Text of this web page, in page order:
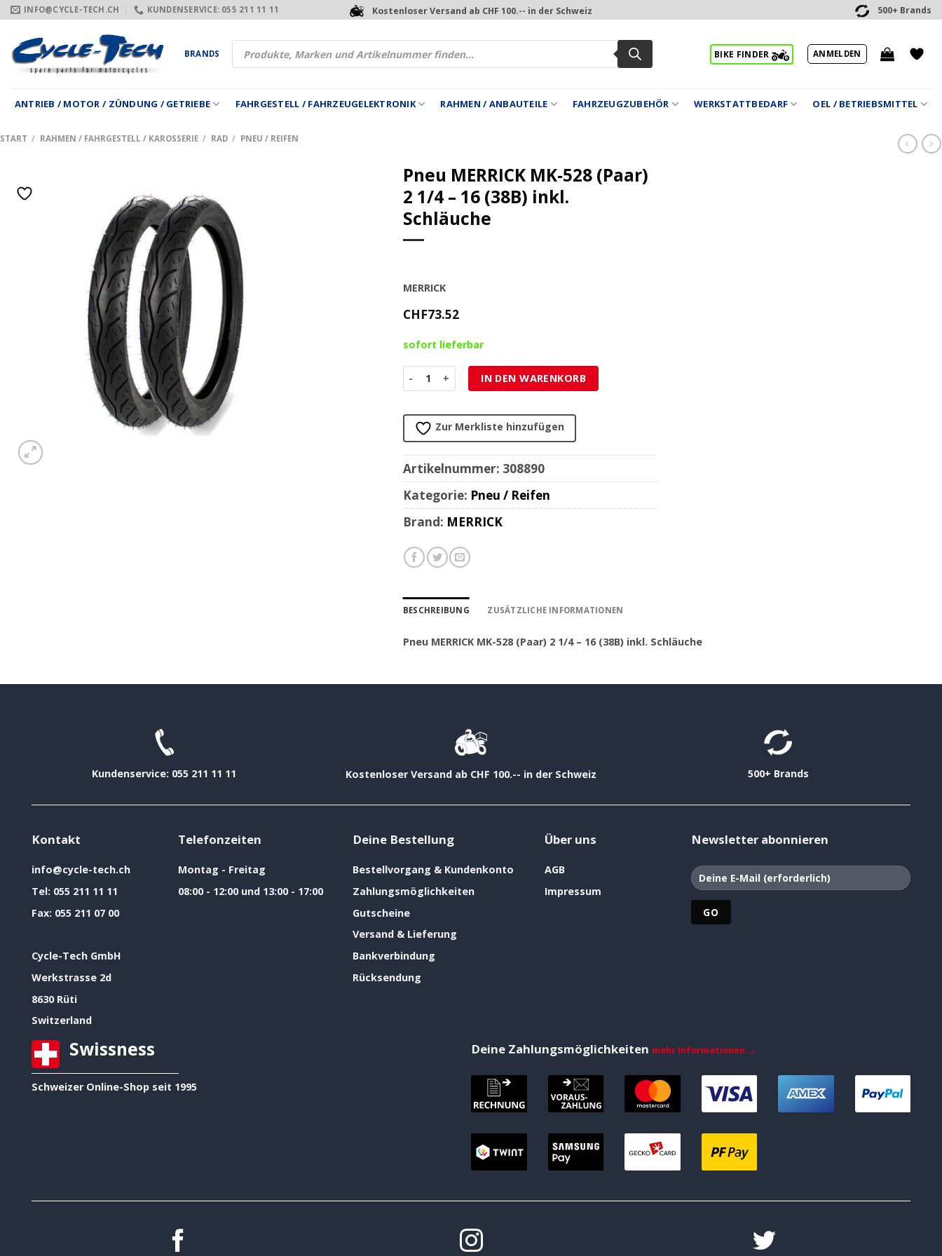
Zum
Inhalt
springen
INFO@CYCLE-TECH.CH KUNDENSERVICE: 055 211 11 11 Kostenloser Versand ab CHF 100.-- in der Schweiz 500+ Brands
BRANDS
Products
search
BIKE FINDER ANMELDEN
ANTRIEB / MOTOR / ZÜNDUNG / GETRIEBE FAHRGESTELL / FAHRZEUGELEKTRONIK RAHMEN / ANBAUTEILE FAHRZEUGZUBEHÖR WERKSTATTBEDARF OEL / BETRIEBSMITTEL
START / RAHMEN / FAHRGESTELL / KAROSSERIE / RAD / PNEU / REIFEN
Pneu MERRICK MK-528 (Paar)
2 1/4 – 16 (38B) inkl.
Schläuche
MERRICK
CHF73.52
sofort lieferbar
Pneu MERRICK MK-528 (Paar) 2 1/4 - 16 (38B) inkl. Schläuche Menge
IN DEN WARENKORB
Zur Merkliste hinzufügen
Artikelnummer: 308890
Kategorie: Pneu / Reifen
Brand: MERRICK
BESCHREIBUNG ZUSÄTZLICHE INFORMATIONEN
Pneu MERRICK MK-528 (Paar) 2 1/4 – 16 (38B) inkl. Schläuche
Kundenservice: 055 211 11 11 Kostenloser Versand ab CHF 100.-- in der Schweiz 500+ Brands
Kontakt
info@cycle-tech.ch
Tel: 055 211 11 11
Fax: 055 211 07 00
Cycle-Tech GmbH
Werkstrasse 2d
8630 Rüti
Switzerland
Telefonzeiten
Montag - Freitag
08:00 - 12:00 und 13:00 - 17:00
Deine Bestellung
Bestellvorgang & Kundenkonto
Zahlungsmöglichkeiten
Gutscheine
Versand & Lieferung
Bankverbindung
Rücksendung
Über uns
AGB
Impressum
Newsletter abonnieren
Swissness
Schweizer Online-Shop seit 1995
Deine Zahlungsmöglichkeiten mehr Informationen →